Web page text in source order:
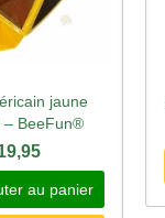
jaune
– BeeFun®
au panier